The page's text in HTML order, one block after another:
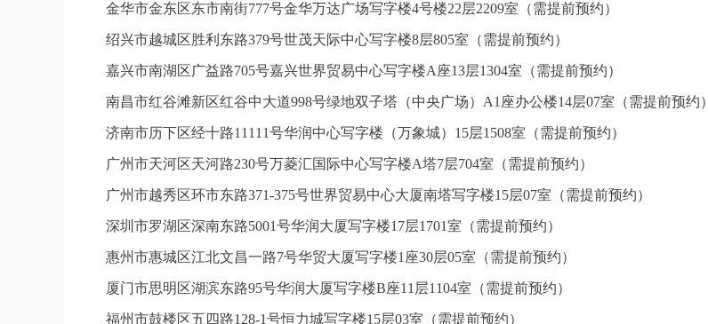
金华市金东区东市南街777号金华万达广场写字楼4号楼22层2209室（需提前预约）
绍兴市越城区胜利东路379号世茂天际中心写字楼8层805室（需提前预约）
嘉兴市南湖区广益路705号嘉兴世界贸易中心写字楼A座13层1304室（需提前预约）
南昌市红谷滩新区红谷中大道998号绿地双子塔（中央广场）A1座办公楼14层07室（需提前预约）
济南市历下区经十路11111号华润中心写字楼（万象城）15层1508室（需提前预约）
广州市天河区天河路230号万菱汇国际中心写字楼A塔7层704室（需提前预约）
广州市越秀区环市东路371-375号世界贸易中心大厦南塔写字楼15层07室（需提前预约）
深圳市罗湖区深南东路5001号华润大厦写字楼17层1701室（需提前预约）
惠州市惠城区江北文昌一路7号华贸大厦写字楼1座30层05室（需提前预约）
厦门市思明区湖滨东路95号华润大厦写字楼B座11层1104室（需提前预约）
福州市鼓楼区五四路128-1号恒力城写字楼15层03室（需提前预约）